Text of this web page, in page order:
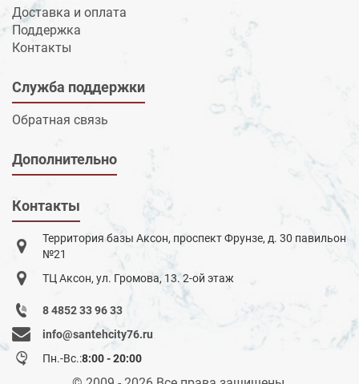
Доставка и оплата
Поддержка
Контакты
Служба поддержки
Обратная связь
Дополнительно
Контакты
Территория базы Аксон, проспект Фрунзе, д. 30 павильон
№21
ТЦ Аксон, ул. Громова, 13. 2-ой этаж
8 4852 33 96 33
info@santehcity76.ru
Пн.-Вс.:8:00 - 20:00